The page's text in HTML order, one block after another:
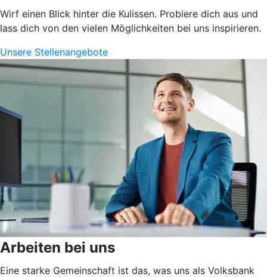
Wirf einen Blick hinter die Kulissen. Probiere dich aus und
lass dich von den vielen Möglichkeiten bei uns inspirieren.
Unsere Stellenangebote
Arbeiten bei uns
Eine starke Gemeinschaft ist das, was uns als Volksbank